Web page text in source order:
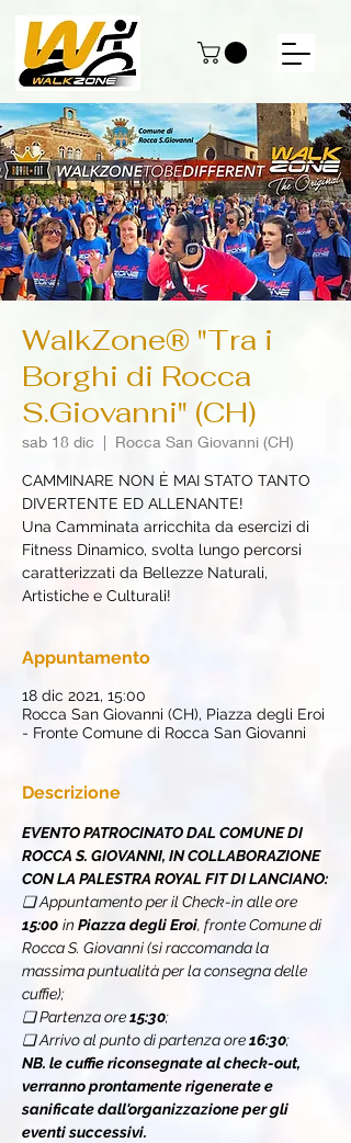
WalkZone® "Tra i
Borghi di Rocca
S.Giovanni" (CH)
sab 18 dic
  |
Rocca San Giovanni (CH)
CAMMINARE NON È MAI STATO TANTO
DIVERTENTE ED ALLENANTE!
Una Camminata arricchita da esercizi di
Fitness Dinamico, svolta lungo percorsi
caratterizzati da Bellezze Naturali,
Artistiche e Culturali!
Appuntamento
18 dic 2021, 15:00
Rocca San Giovanni (CH), Piazza degli Eroi
- Fronte Comune di Rocca San Giovanni
Descrizione
EVENTO PATROCINATO DAL COMUNE DI
ROCCA S. GIOVANNI, IN COLLABORAZIONE
CON LA PALESTRA ROYAL FIT DI LANCIANO:
❏ Appuntamento per il Check-in alle ore
15:00 in Piazza degli Eroi, fronte Comune di
Rocca S. Giovanni (si raccomanda la
massima puntualità per la consegna delle
cuffie);
❏ Partenza ore 15:30;
❏ Arrivo al punto di partenza ore 16:30;
NB. le cuffie riconsegnate al check-out,
verranno prontamente rigenerate e
sanificate dall'organizzazione per gli
eventi successivi.